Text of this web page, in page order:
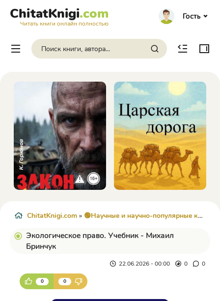
ChitatKnigi.com
Читать книги онлайн полностью
Гость
ChitatKnigi.com » 🟢Научные и научно-популярные книги
Экологическое право. Учебник - Михаил
Бринчук
22.06.2026 - 00:00 0 0
0 0